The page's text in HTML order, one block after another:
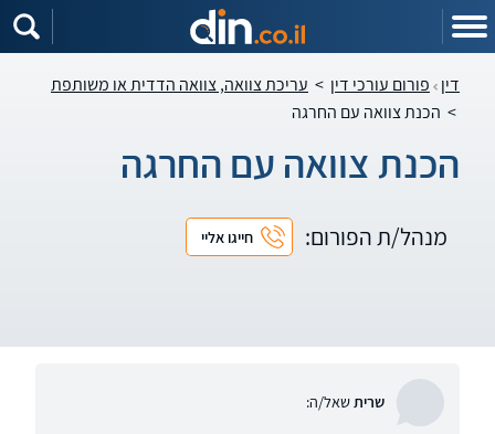
דין פורום עורכי דין > עריכת צוואה, צוואה הדדית או משותפת
> הכנת צוואה עם החרגה
הכנת צוואה עם החרגה
מנהל/ת הפורום: חייגו אליי
שריתשאל/ה: